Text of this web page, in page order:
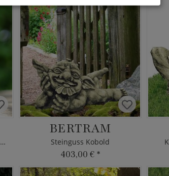
Kleiner Kobold - Bronze Gartendeko
BERTRAM
Steinguss Kobold
403,00 € *